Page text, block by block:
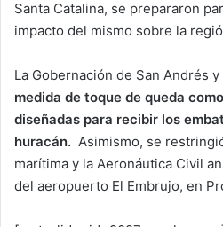
Santa Catalina, se prepararon
impacto del mismo sobre la
La Gobernación de San Andrés
medida de toque de queda
diseñadas para recibir los
huracán. Asimismo, se
marítima y la Aeronáutica Civil
del aeropuerto El Embrujo, en